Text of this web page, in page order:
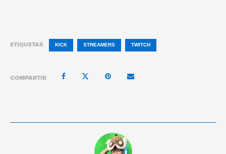
ETIQUETAS KICK STREAMERS TWITCH
COMPARTIR